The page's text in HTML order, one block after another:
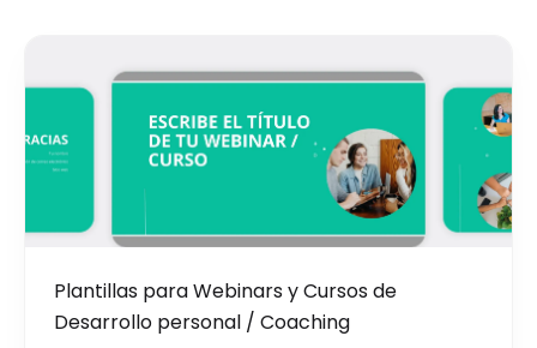
Plantillas para Webinars y Cursos de
Desarrollo personal / Coaching